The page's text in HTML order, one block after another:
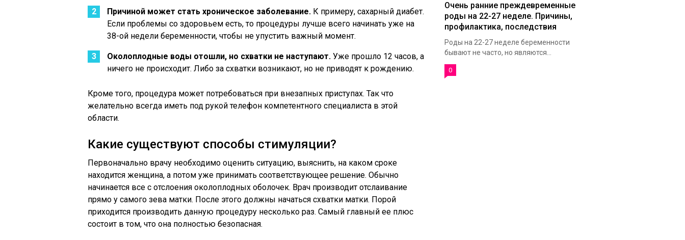
Причиной может стать хроническое заболевание. К примеру, сахарный диабет.
Если проблемы со здоровьем есть, то процедуры лучше всего начинать уже на
38-ой недели беременности, чтобы не упустить важный момент.
Околоплодные воды отошли, но схватки не наступают. Уже прошло 12 часов, а
ничего не происходит. Либо за схватки возникают, но не приводят к рождению.
Кроме того, процедура может потребоваться при внезапных приступах. Так что
желательно всегда иметь под рукой телефон компетентного специалиста в этой
области.
Какие существуют способы стимуляции?
Первоначально врачу необходимо оценить ситуацию, выяснить, на каком сроке
находится женщина, а потом уже принимать соответствующее решение. Обычно
начинается все с отслоения околоплодных оболочек. Врач производит отслаивание
прямо у самого зева матки. После этого должны начаться схватки матки. Порой
приходится производить данную процедуру несколько раз. Самый главный ее плюс
состоит в том, что она полностью безопасная.
Очень ранние преждевременные
роды на 22-27 неделе. Причины,
профилактика, последствия
Роды на 22-27 неделе беременности
бывают не часто, но являются...
0